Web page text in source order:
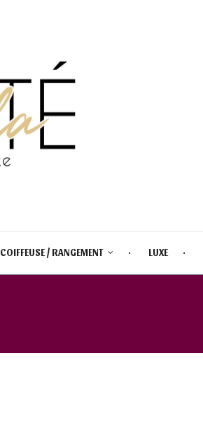
COIFFEUSE / RANGEMENT LUXE